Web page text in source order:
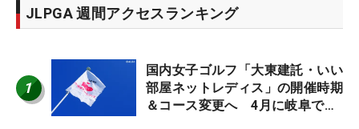
JLPGA 週間アクセスランキング
1
国内女子ゴルフ「大東建託・いい
部屋ネットレディス」の開催時期
＆コース変更へ 4月に岐阜で開